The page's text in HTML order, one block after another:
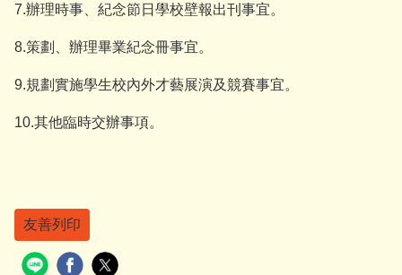
7.辦理時事、紀念節日學校壁報出刊事宜。
8.策劃、辦理畢業紀念冊事宜。
9.規劃實施學生校內外才藝展演及競賽事宜。
10.其他臨時交辦事項。
友善列印